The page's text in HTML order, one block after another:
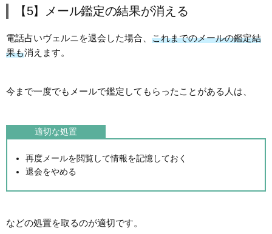
【5】メール鑑定の結果が消える
電話占いヴェルニを退会した場合、 これまでのメールの鑑定結
果も消えます。
今まで一度でもメールで鑑定してもらったことがある人は、
適切な処置
再度メールを閲覧して情報を記憶しておく
退会をやめる
などの処置を取るのが適切です。